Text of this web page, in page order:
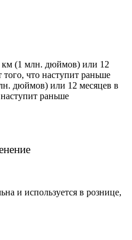
км (1 млн. дюймов) или 12
того, что наступит раньше
дюймов) или 12 месяцев в
раньше
и используется в рознице,